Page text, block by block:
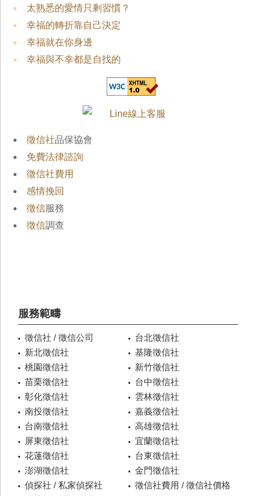
太熟悉的愛情只剩習慣？
幸福的轉折靠自己決定
幸福就在你身邊
幸福與不幸都是自找的
徵信社品保協會
免費法律諮詢
徵信社費用
感情挽回
徵信服務
徵信調查
服務範疇
徵信社 / 徵信公司
台北徵信社
新北徵信社
基隆徵信社
桃園徵信社
新竹徵信社
苗栗徵信社
台中徵信社
彰化徵信社
雲林徵信社
南投徵信社
嘉義徵信社
台南徵信社
高雄徵信社
屏東徵信社
宜蘭徵信社
花蓮徵信社
台東徵信社
澎湖徵信社
金門徵信社
偵探社 / 私家偵探社
徵信社費用 / 徵信社價格